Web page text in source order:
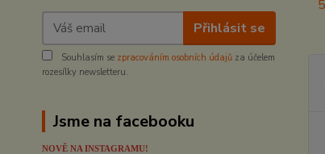
Přihlásit se
Souhlasím se zpracováním osobních údajů za účelem
rozesílky newsletteru.
Jsme na facebooku
NOVĚ NA INSTAGRAMU!